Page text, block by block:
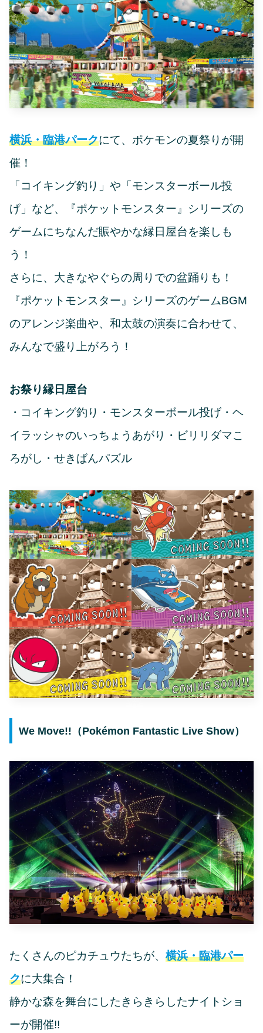
横浜・臨港パークにて、ポケモンの夏祭りが開
催！
「コイキング釣り」や「モンスターボール投
げ」など、『ポケットモンスター』シリーズの
ゲームにちなんだ賑やかな縁日屋台を楽しも
う！
さらに、大きなやぐらの周りでの盆踊りも！
『ポケットモンスター』シリーズのゲームBGM
のアレンジ楽曲や、和太鼓の演奏に合わせて、
みんなで盛り上がろう！
お祭り縁日屋台
・コイキング釣り・モンスターボール投げ・ヘ
イラッシャのいっちょうあがり・ビリリダマこ
ろがし・せきばんパズル
We Move!!（Pokémon Fantastic Live Show）
たくさんのピカチュウたちが、 横浜・臨港パー
クに大集合！
静かな森を舞台にしたきらきらしたナイトショ
ーが開催!!